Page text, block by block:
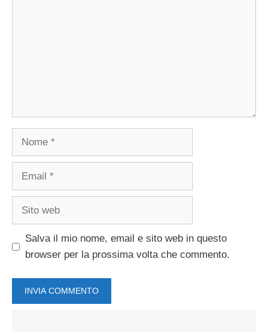
Nome
Email
Sito
Salva il mio nome, email e sito web in questo
browser per la prossima volta che commento.